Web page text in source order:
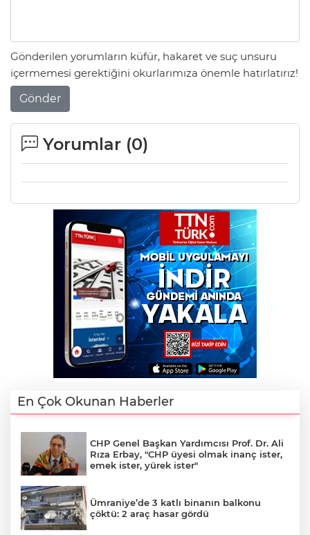
Gönderilen yorumların küfür, hakaret ve suç unsuru
içermemesi gerektiğini okurlarımıza önemle hatırlatırız!
Gönder
Yorumlar (0)
En Çok Okunan Haberler
CHP Genel Başkan Yardımcısı Prof. Dr. Ali
Rıza Erbay, "CHP üyesi olmak inanç ister,
emek ister, yürek ister"
Ümraniye’de 3 katlı binanın balkonu
çöktü: 2 araç hasar gördü